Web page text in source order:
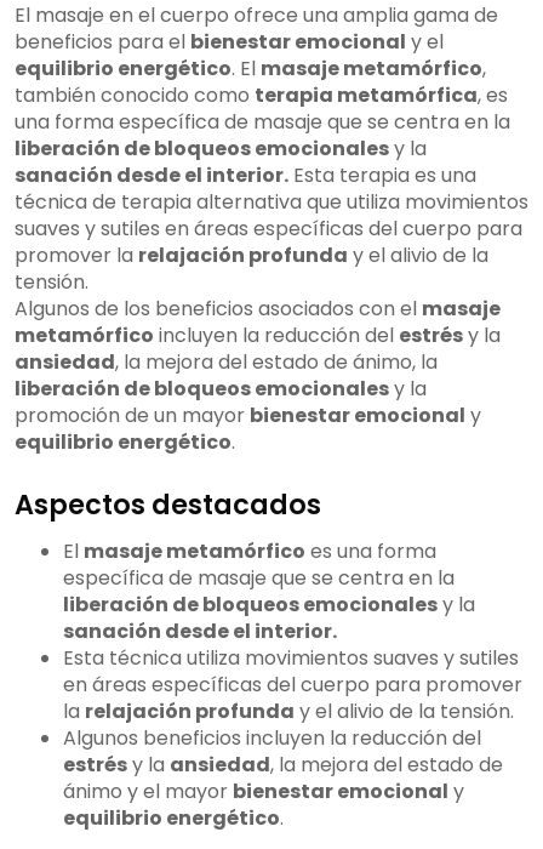
El masaje en el cuerpo ofrece una amplia gama de
beneficios para el bienestar emocional y el
equilibrio energético. El masaje metamórfico,
también conocido como terapia metamórfica, es
una forma específica de masaje que se centra en la
liberación de bloqueos emocionalesy la
sanación desde el interior. Esta terapia es una
técnica de terapia alternativa que utiliza movimientos
suaves y sutiles en áreas específicas del cuerpo para
promover la relajación profunda y el alivio de la
tensión.
Algunos de los beneficios asociados con el masaje
metamórfico incluyen la reducción del estrésy la
ansiedad, la mejora del estado de ánimo, la
liberación de bloqueos emocionalesy la
promoción de un mayor bienestar emocional y
equilibrio energético.
Aspectos destacados
El masaje metamórfico es una forma
específica de masaje que se centra en la
liberación de bloqueos emocionalesy la
sanación desde el interior.
Esta técnica utiliza movimientos suaves y sutiles
en áreas específicas del cuerpo para promover
la relajación profunda y el alivio de la tensión.
Algunos beneficios incluyen la reducción del
estrésy la ansiedad, la mejora del estado de
ánimo y el mayor bienestar emocional y
equilibrio energético.